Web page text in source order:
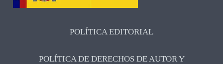
POLÍTICA EDITORIAL
POLÍTICA DE DERECHOS DE AUTOR Y